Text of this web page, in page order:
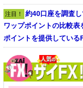
注目！ 約40口座を調査
ワップポイントの比較
ポイントを提供している